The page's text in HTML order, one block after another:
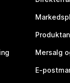
Mersalg
E-